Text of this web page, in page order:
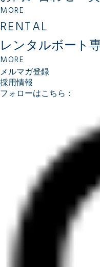
MORE
RENTAL
レンタルボート
MORE
メルマガ登録
採用情報
フォローはこちら：